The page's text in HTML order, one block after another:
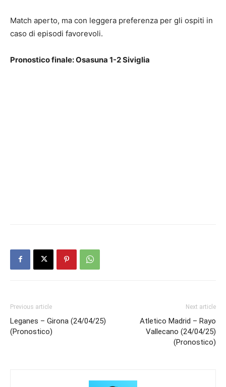
Match aperto, ma con leggera preferenza per gli ospiti in
caso di episodi favorevoli.
Pronostico finale: Osasuna 1-2 Siviglia
Previous article
Leganes – Girona (24/04/25)
(Pronostico)
Next article
Atletico Madrid – Rayo
Vallecano (24/04/25)
(Pronostico)